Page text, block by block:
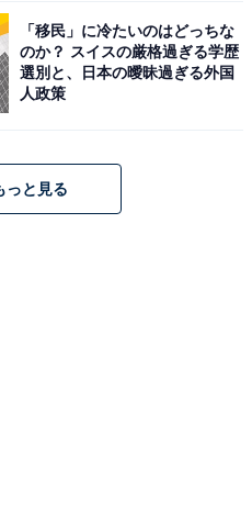
「移民」に冷たいのはどっちな
のか？ スイスの厳格過ぎる学歴
選別と、日本の曖昧過ぎる外国
人政策
っと見る